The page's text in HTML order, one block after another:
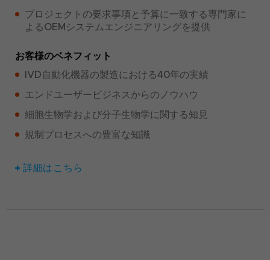
プロジェクトの要求事項と予算に一致する専門家に
よるOEMシステムエンジニアリングを提供
お客様のベネフィット
IVD自動化機器の製造における40年の実績
エンドユーザービジネスからのノウハウ
細胞生物学および分子生物学に関する知見
規制プロセスへの豊富な知識
詳細はこちら